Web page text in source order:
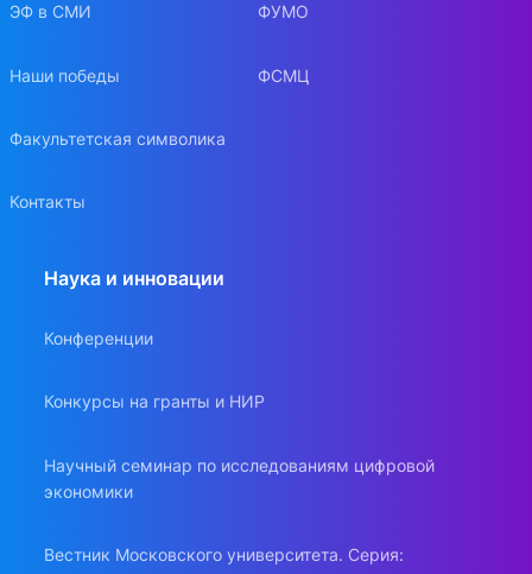
ЭФ в СМИ
Наши победы
Факультетская символика
Контакты
ФУМО
ФСМЦ
Наука и инновации
Конференции
Конкурсы на гранты и НИР
Научный семинар по исследованиям цифровой
экономики
Вестник Московского университета. Серия: